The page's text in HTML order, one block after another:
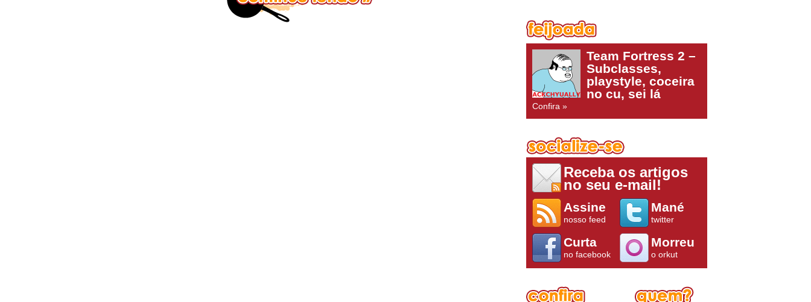
Team Fortress 2 –
Subclasses,
playstyle, coceira
no cu, sei lá
Confira »
Receba os artigos
no seu e-mail!
Assine
nosso feed
Mané
twitter
Curta
no facebook
Morreu
o orkut